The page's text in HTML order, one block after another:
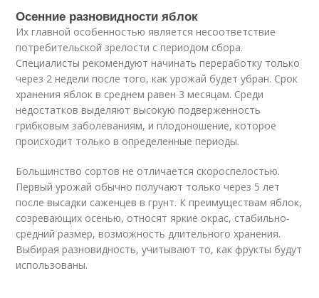
Осенние разновидности яблок
Их главной особенностью является несоответствие
потребительской зрелости с периодом сбора.
Специалисты рекомендуют начинать переработку только
через 2 недели после того, как урожай будет убран. Срок
хранения яблок в среднем равен 3 месяцам. Среди
недостатков выделяют высокую подверженность
грибковым заболеваниям, и плодоношение, которое
происходит только в определенные периоды.
Большинство сортов не отличается скороспелостью.
Первый урожай обычно получают только через 5 лет
после высадки саженцев в грунт. К преимуществам яблок,
созревающих осенью, относят яркие окрас, стабильно-
средний размер, возможность длительного хранения.
Выбирая разновидность, учитывают то, как фрукты будут
использованы.